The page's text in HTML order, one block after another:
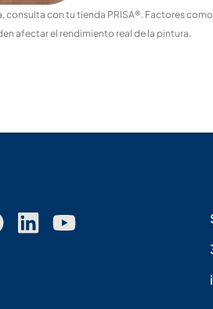
con tu tienda PRISA®. Factores
afectar el rendimiento real de la pintura.